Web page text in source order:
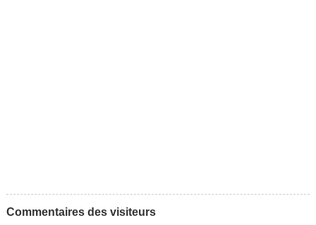
Commentaires des visiteurs